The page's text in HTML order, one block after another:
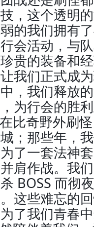
，这个透明
的我们拥有
会活动，与
贵的装备和
我们正式成
，我们释放
为行会的胜
比奇野外刷
；那些年，
了一套法神
肩作战。我
BOSS 而彻
这些难忘的
了我们青春